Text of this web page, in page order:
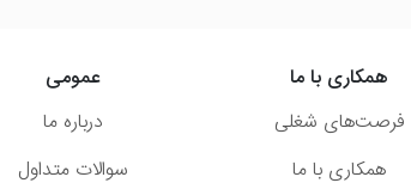
همکاری با ما
فرصت‌های شغلی
همکاری با ما
عمومی
درباره ما
سوالات متداول